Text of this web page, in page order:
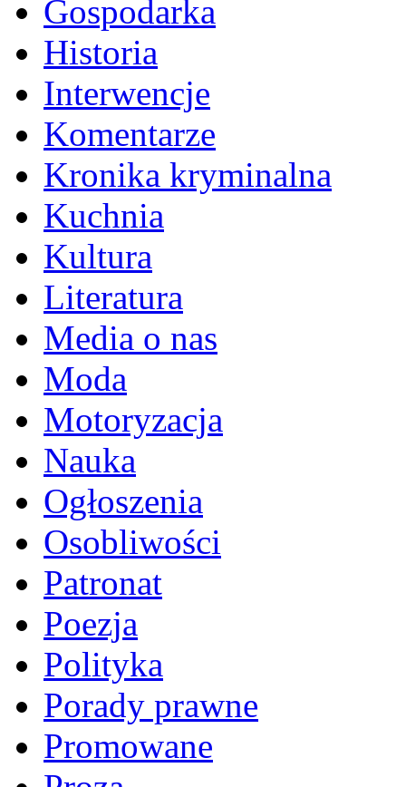
Gospodarka
Historia
Interwencje
Komentarze
Kronika kryminalna
Kuchnia
Kultura
Literatura
Media o nas
Moda
Motoryzacja
Nauka
Ogłoszenia
Osobliwości
Patronat
Poezja
Polityka
Porady prawne
Promowane